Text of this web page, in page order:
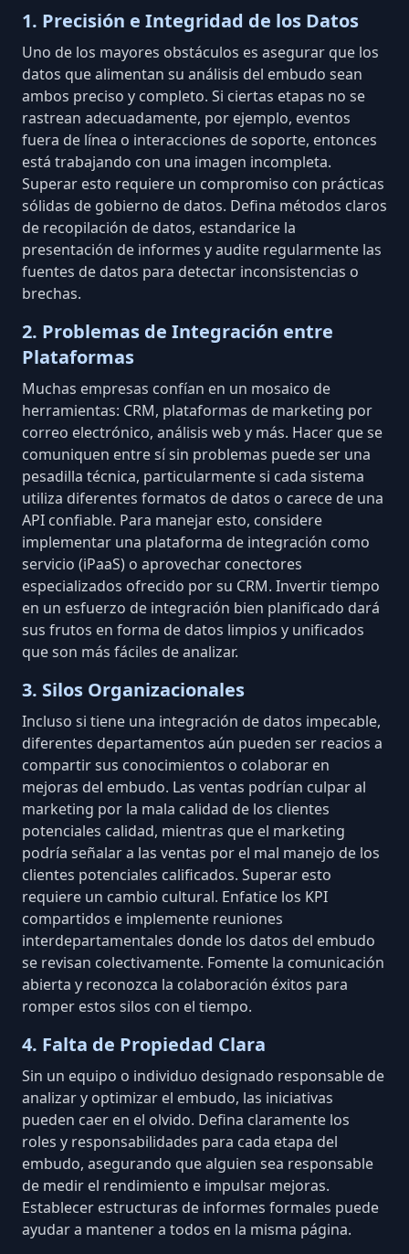
1. Precisión e Integridad de los Datos
Uno de los mayores obstáculos es asegurar que los
datos que alimentan su análisis del embudo sean
ambos preciso y completo. Si ciertas etapas no se
rastrean adecuadamente, por ejemplo, eventos
fuera de línea o interacciones de soporte, entonces
está trabajando con una imagen incompleta.
Superar esto requiere un compromiso con prácticas
sólidas de gobierno de datos. Defina métodos claros
de recopilación de datos, estandarice la
presentación de informes y audite regularmente las
fuentes de datos para detectar inconsistencias o
brechas.
2. Problemas de Integración entre
Plataformas
Muchas empresas confían en un mosaico de
herramientas: CRM, plataformas de marketing por
correo electrónico, análisis web y más. Hacer que se
comuniquen entre sí sin problemas puede ser una
pesadilla técnica, particularmente si cada sistema
utiliza diferentes formatos de datos o carece de una
API confiable. Para manejar esto, considere
implementar una plataforma de integración como
servicio (iPaaS) o aprovechar conectores
especializados ofrecido por su CRM. Invertir tiempo
en un esfuerzo de integración bien planificado dará
sus frutos en forma de datos limpios y unificados
que son más fáciles de analizar.
3. Silos Organizacionales
Incluso si tiene una integración de datos impecable,
diferentes departamentos aún pueden ser reacios a
compartir sus conocimientos o colaborar en
mejoras del embudo. Las ventas podrían culpar al
marketing por la mala calidad de los clientes
potenciales calidad, mientras que el marketing
podría señalar a las ventas por el mal manejo de los
clientes potenciales calificados. Superar esto
requiere un cambio cultural. Enfatice los KPI
compartidos e implemente reuniones
interdepartamentales donde los datos del embudo
se revisan colectivamente. Fomente la comunicación
abierta y reconozca la colaboración éxitos para
romper estos silos con el tiempo.
4. Falta de Propiedad Clara
Sin un equipo o individuo designado responsable de
analizar y optimizar el embudo, las iniciativas
pueden caer en el olvido. Defina claramente los
roles y responsabilidades para cada etapa del
embudo, asegurando que alguien sea responsable
de medir el rendimiento e impulsar mejoras.
Establecer estructuras de informes formales puede
ayudar a mantener a todos en la misma página.